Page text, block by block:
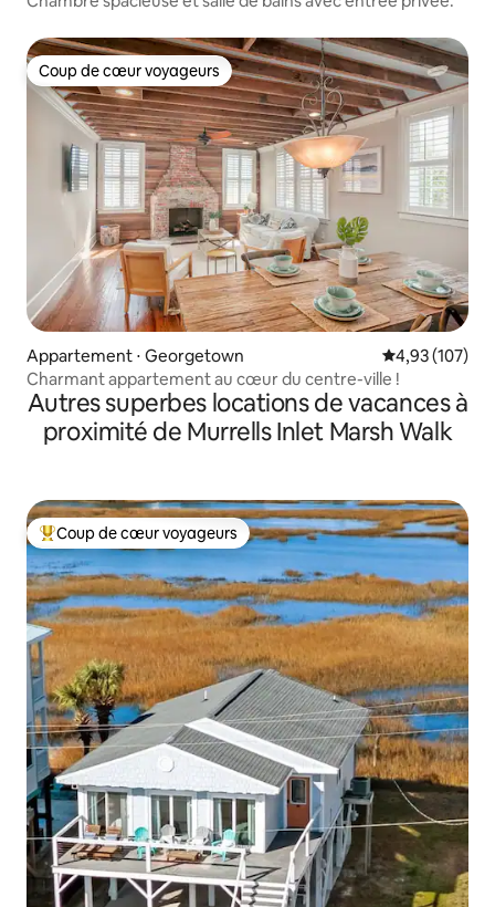
Coup de cœur voyageurs
Coup de cœur voyageurs
Appartement ⋅ Georgetown Évaluation
4,93 (107)
Charmant appartement au cœur du centre-ville !
Autres superbes locations de vacances à
proximité de Murrells Inlet Marsh Walk
Coups de cœur voyageurs les plus appréciés
Coup de cœur voyageurs